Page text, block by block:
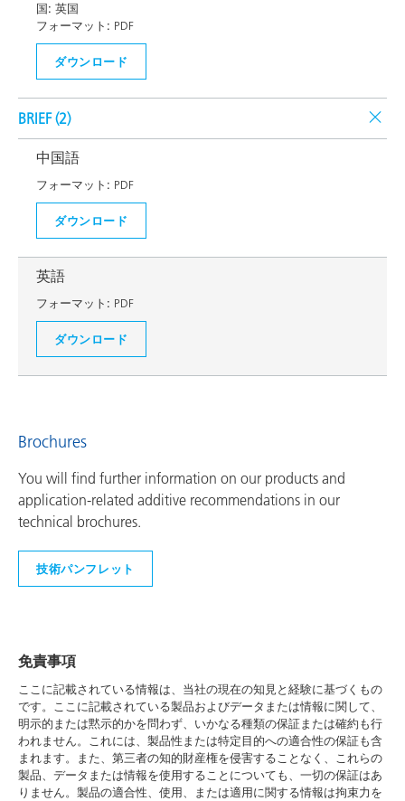
国: 英国
フォーマット: PDF
ダウンロード
BRIEF (2)
中国語
フォーマット: PDF
ダウンロード
英語
フォーマット: PDF
ダウンロード
Brochures
You will find further information on our products and
application-related additive recommendations in our
technical brochures.
技術パンフレット
免責事項
ここに記載されている情報は、当社の現在の知見と経験に基づくもの
です。ここに記載されている製品およびデータまたは情報に関して、
明示的または黙示的かを問わず、いかなる種類の保証または確約も行
われません。これには、製品性または特定目的への適合性の保証も含
まれます。また、第三者の知的財産権を侵害することなく、これらの
製品、データまたは情報を使用することについても、一切の保証はあ
りません。製品の適合性、使用、または適用に関する情報は拘束力を